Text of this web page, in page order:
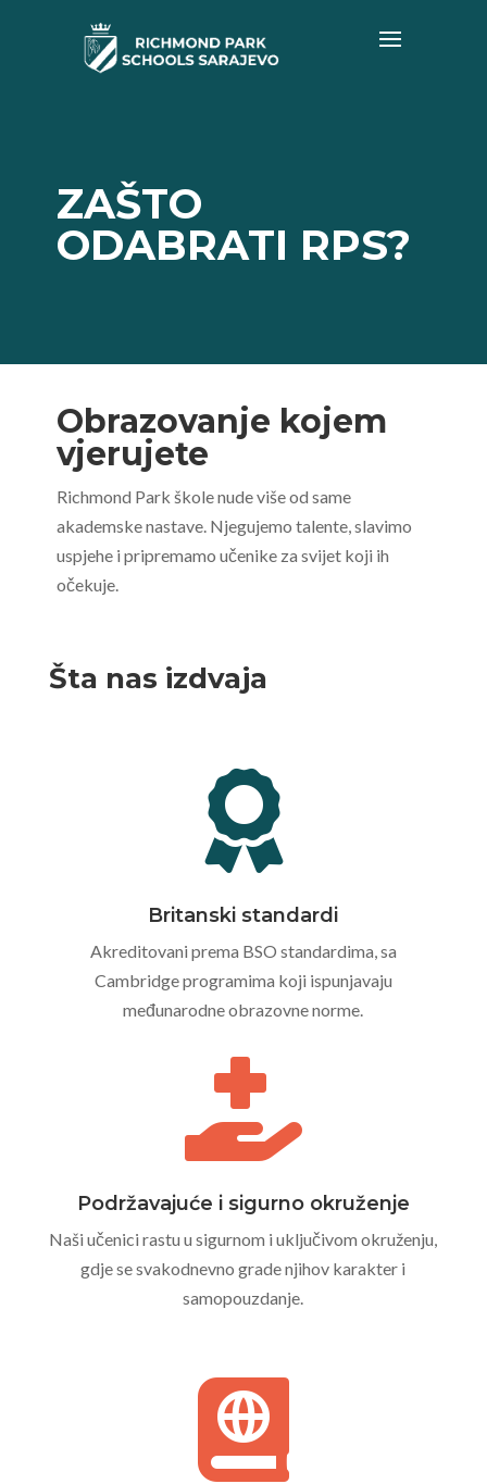
ZAŠTO
ODABRATI RPS?
Obrazovanje kojem
vjerujete
Richmond Park škole nude više od same
akademske nastave. Njegujemo talente, slavimo
uspjehe i pripremamo učenike za svijet koji ih
očekuje.
Šta nas izdvaja

Britanski standardi
Akreditovani prema BSO standardima, sa
Cambridge programima koji ispunjavaju
međunarodne obrazovne norme.

Podržavajuće i sigurno okruženje
Naši učenici rastu u sigurnom i uključivom okruženju,
gdje se svakodnevno grade njihov karakter i
samopouzdanje.
